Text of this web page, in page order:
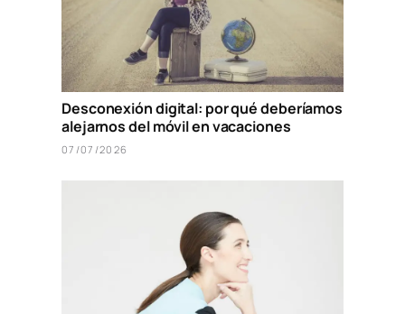
Desconexión digital: por qué deberíamos
alejarnos del móvil en vacaciones
07/07/2026